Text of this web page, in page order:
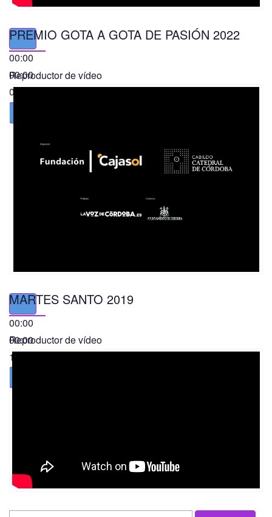
00:00
00:00
01:49
PREMIO GOTA A GOTA DE PASIÓN 2022
Reproductor de vídeo
00:00
00:00
11:56
MARTES SANTO 2019
Reproductor de vídeo